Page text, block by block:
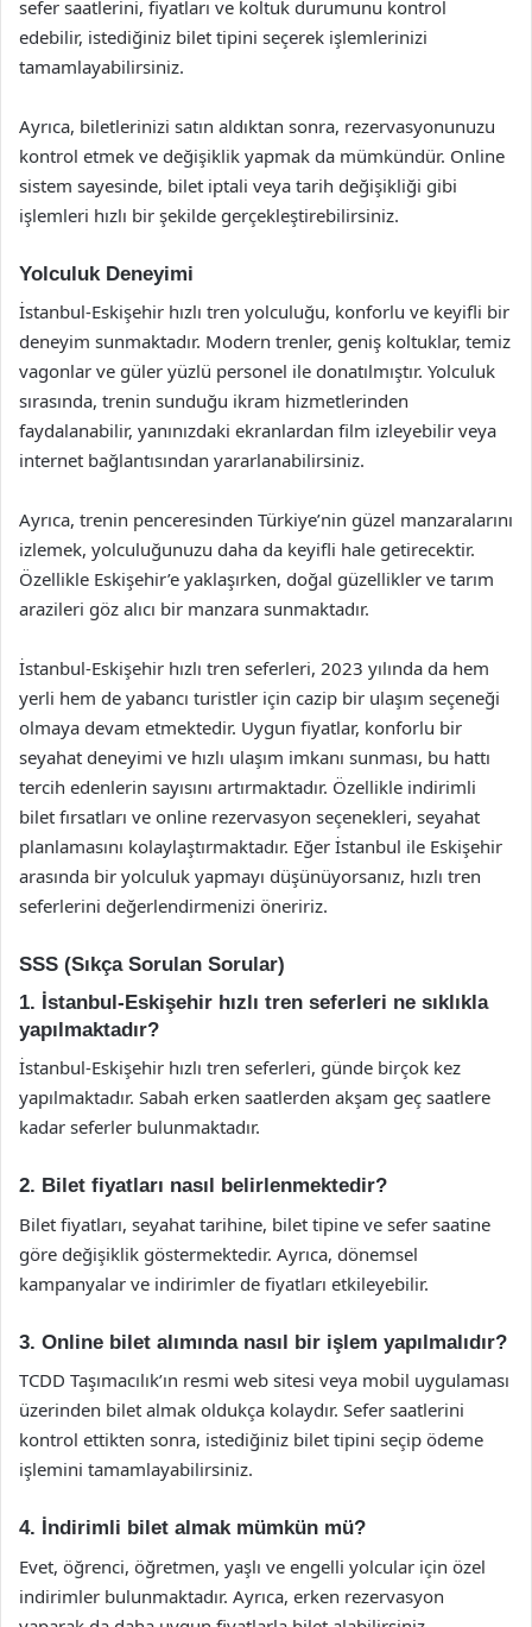
sefer saatlerini, fiyatları ve koltuk durumunu kontrol
edebilir, istediğiniz bilet tipini seçerek işlemlerinizi
tamamlayabilirsiniz.
Ayrıca, biletlerinizi satın aldıktan sonra, rezervasyonunuzu
kontrol etmek ve değişiklik yapmak da mümkündür. Online
sistem sayesinde, bilet iptali veya tarih değişikliği gibi
işlemleri hızlı bir şekilde gerçekleştirebilirsiniz.
Yolculuk Deneyimi
İstanbul-Eskişehir hızlı tren yolculuğu, konforlu ve keyifli bir
deneyim sunmaktadır. Modern trenler, geniş koltuklar, temiz
vagonlar ve güler yüzlü personel ile donatılmıştır. Yolculuk
sırasında, trenin sunduğu ikram hizmetlerinden
faydalanabilir, yanınızdaki ekranlardan film izleyebilir veya
internet bağlantısından yararlanabilirsiniz.
Ayrıca, trenin penceresinden Türkiye’nin güzel manzaralarını
izlemek, yolculuğunuzu daha da keyifli hale getirecektir.
Özellikle Eskişehir’e yaklaşırken, doğal güzellikler ve tarım
arazileri göz alıcı bir manzara sunmaktadır.
İstanbul-Eskişehir hızlı tren seferleri, 2023 yılında da hem
yerli hem de yabancı turistler için cazip bir ulaşım seçeneği
olmaya devam etmektedir. Uygun fiyatlar, konforlu bir
seyahat deneyimi ve hızlı ulaşım imkanı sunması, bu hattı
tercih edenlerin sayısını artırmaktadır. Özellikle indirimli
bilet fırsatları ve online rezervasyon seçenekleri, seyahat
planlamasını kolaylaştırmaktadır. Eğer İstanbul ile Eskişehir
arasında bir yolculuk yapmayı düşünüyorsanız, hızlı tren
seferlerini değerlendirmenizi öneririz.
SSS (Sıkça Sorulan Sorular)
1. İstanbul-Eskişehir hızlı tren seferleri ne sıklıkla
yapılmaktadır?
İstanbul-Eskişehir hızlı tren seferleri, günde birçok kez
yapılmaktadır. Sabah erken saatlerden akşam geç saatlere
kadar seferler bulunmaktadır.
2. Bilet fiyatları nasıl belirlenmektedir?
Bilet fiyatları, seyahat tarihine, bilet tipine ve sefer saatine
göre değişiklik göstermektedir. Ayrıca, dönemsel
kampanyalar ve indirimler de fiyatları etkileyebilir.
3. Online bilet alımında nasıl bir işlem yapılmalıdır?
TCDD Taşımacılık’ın resmi web sitesi veya mobil uygulaması
üzerinden bilet almak oldukça kolaydır. Sefer saatlerini
kontrol ettikten sonra, istediğiniz bilet tipini seçip ödeme
işlemini tamamlayabilirsiniz.
4. İndirimli bilet almak mümkün mü?
Evet, öğrenci, öğretmen, yaşlı ve engelli yolcular için özel
indirimler bulunmaktadır. Ayrıca, erken rezervasyon